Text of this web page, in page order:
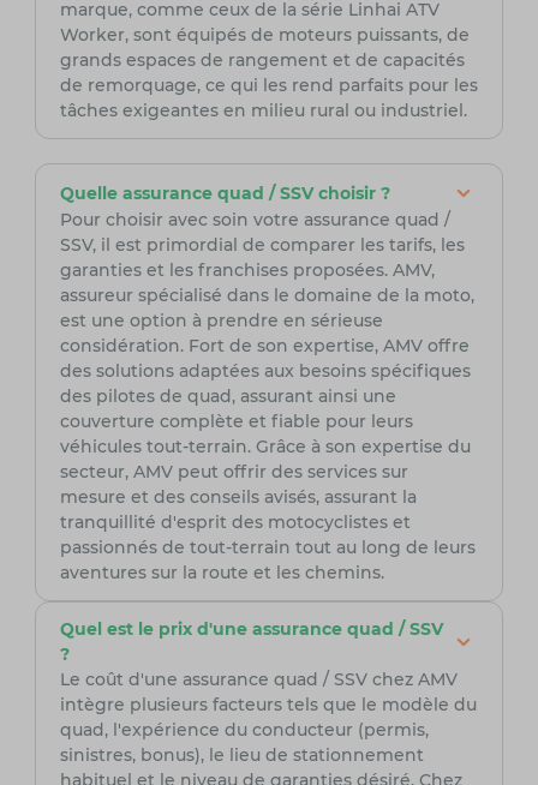
marque, comme ceux de la série Linhai ATV
Worker, sont équipés de moteurs puissants, de
grands espaces de rangement et de capacités
de remorquage, ce qui les rend parfaits pour les
tâches exigeantes en milieu rural ou industriel.
Quelle assurance quad / SSV choisir ?
Pour choisir avec soin votre assurance quad /
SSV, il est primordial de comparer les tarifs, les
garanties et les franchises proposées. AMV,
assureur spécialisé dans le domaine de la moto,
est une option à prendre en sérieuse
considération. Fort de son expertise, AMV offre
des solutions adaptées aux besoins spécifiques
des pilotes de quad, assurant ainsi une
couverture complète et fiable pour leurs
véhicules tout-terrain. Grâce à son expertise du
secteur, AMV peut offrir des services sur
mesure et des conseils avisés, assurant la
tranquillité d'esprit des motocyclistes et
passionnés de tout-terrain tout au long de leurs
aventures sur la route et les chemins.
Quel est le prix d'une assurance quad / SSV
?
Le coût d'une assurance quad / SSV chez AMV
intègre plusieurs facteurs tels que le modèle du
quad, l'expérience du conducteur (permis,
sinistres, bonus), le lieu de stationnement
habituel et le niveau de garanties désiré. Chez